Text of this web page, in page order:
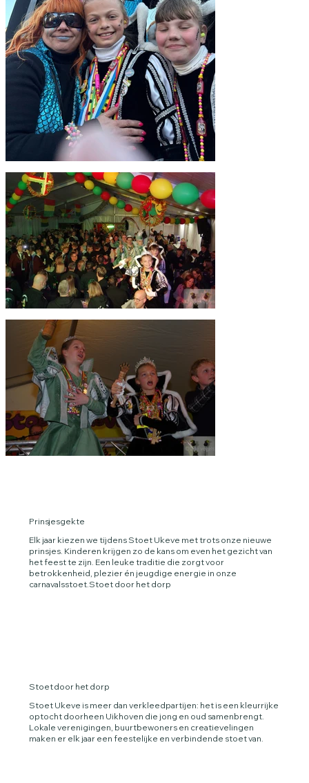
Prinsjesgekte
Elk jaar kiezen we tijdens Stoet Ukeve met trots onze nieuwe
prinsjes. Kinderen krijgen zo de kans om even het gezicht van
het feest te zijn. Een leuke traditie die zorgt voor
betrokkenheid, plezier én jeugdige energie in onze
carnavalsstoet.Stoet door het dorp
Stoet door het dorp
Stoet Ukeve is meer dan verkleedpartijen: het is een kleurrijke
optocht doorheen Uikhoven die jong en oud samenbrengt.
Lokale verenigingen, buurtbewoners en creatievelingen
maken er elk jaar een feestelijke en verbindende stoet van.